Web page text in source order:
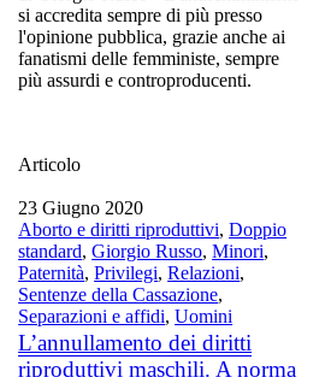
si accredita sempre di più presso
l'opinione pubblica, grazie anche ai
fanatismi delle femministe, sempre
più assurdi e controproducenti.
Articolo
23 Giugno 2020
Aborto e diritti riproduttivi,Doppio
standard,Giorgio Russo,Minori,
Paternità,Privilegi,Relazioni,
Sentenze della Cassazione,
Separazioni e affidi,Uomini
L’annullamento dei diritti
riproduttivi maschili. A norma